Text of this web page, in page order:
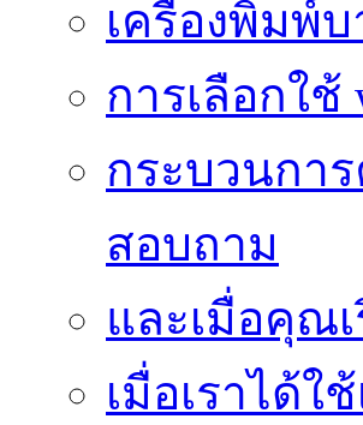
เครื่องพิมพ์
การเลือกใช้
กระบวนกา
สอบถาม
และเมื่อคุณ
เมื่อเราได้ใ